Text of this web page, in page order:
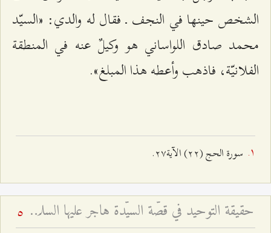
الشخص حينها في النجف ـ فقال له والدي: «السيّد
محمد صادق اللواساني هو وكيلٌ عنه في المنطقة
الفلانيّة، فاذهب وأعطه هذا المبلغ».
سورة الحج (٢٢) الآية٢۷.
حقيقة التوحيد في قصّة السيّدة هاجر عليها السلام - لماذا يقتدي النبيّ والإمام بعمل امرأة؟ 5